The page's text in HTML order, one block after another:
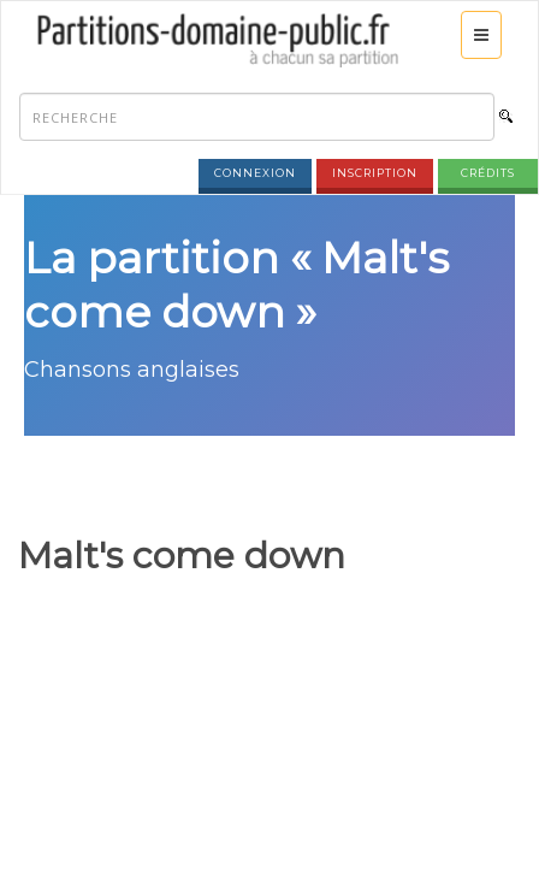
CONNEXION INSCRIPTION CRÉDITS
La partition « Malt's
come down »
Chansons anglaises
Malt's come down